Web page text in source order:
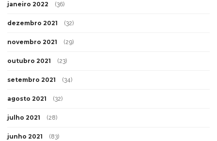
janeiro 2022 (36)
dezembro 2021 (32)
novembro 2021 (29)
outubro 2021 (23)
setembro 2021 (34)
agosto 2021 (32)
julho 2021 (28)
junho 2021 (83)